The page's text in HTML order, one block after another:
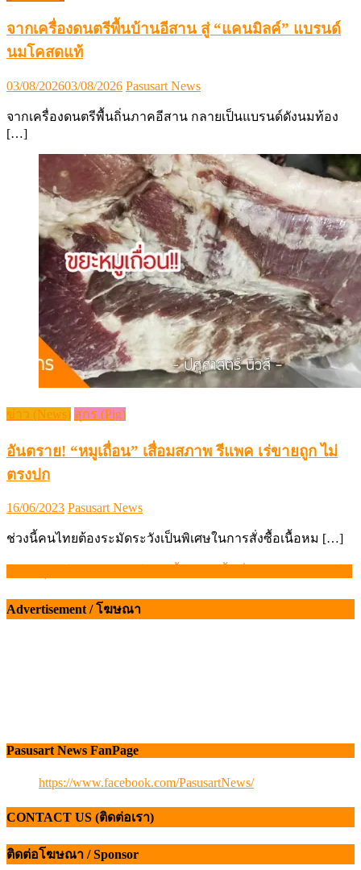
จากเครื่องดนตรีพื้นบ้านอีสาน สู่ “แคนมิลค์” แบรนด์
นมโคสดแท้
Posted
03/08/202603/08/2026 Author
Pasusart News
จากเครื่องดนตรีพื้นถิ่นภาคอีสาน กลายเป็นแบรนด์ดังนมท้อง
[…]
ข่าว (News) สุกร (Pig)
อันตราย! “หมูเถื่อน” เสื่อมสภาพ รีแพค เร่ขายถูก ไม่
ตรงปก
Posted
16/06/2023 Author
Pasusart News
ช่วงนี้คนไทยต้องระมัดระวังเป็นพิเศษในการสั่งซื้อเนื้อหม […]
แนะแนว
เรื่อง
Advertisement / โฆษณา
Pasusart News FanPage
https://www.facebook.com/PasusartNews/
CONTACT US (ติดต่อเรา)
ติดต่อโฆษณา / Sponsor